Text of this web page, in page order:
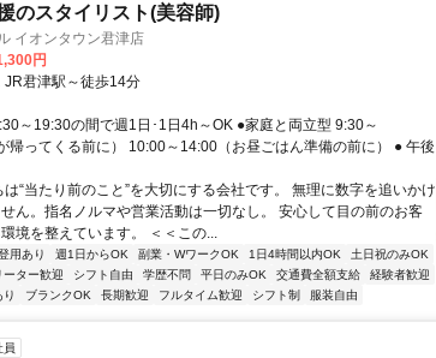
のスタイリスト(美容師)
イオンタウン君津店
円
JR君津駅～徒歩14分
～19:30の間で週1日･1日4h～OK ●家庭と両立型 9:30～
帰ってくる前に） 10:00～14:00（お昼ごはん準備の前に） ● 午後
“当たり前のこと”を大切にする会社です。 無理に数字を追いかけ
ん。指名ノルマや営業活動は一切なし。 安心して目の前のお客
境を整えています。 ＜＜この...
用あり 週1日からOK 副業・WワークOK 1日4時間以内OK
土日祝のみOK
ーター歓迎 シフト自由 学歴不問 平日のみOK 交通費全額支給
経験者歓迎
り ブランクOK 長期歓迎 フルタイム歓迎 シフト制 服装自由
員